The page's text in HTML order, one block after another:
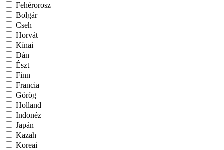
Fehérorosz
Bolgár
Cseh
Horvát
Kínai
Dán
Észt
Finn
Francia
Görög
Holland
Indonéz
Japán
Kazah
Koreai